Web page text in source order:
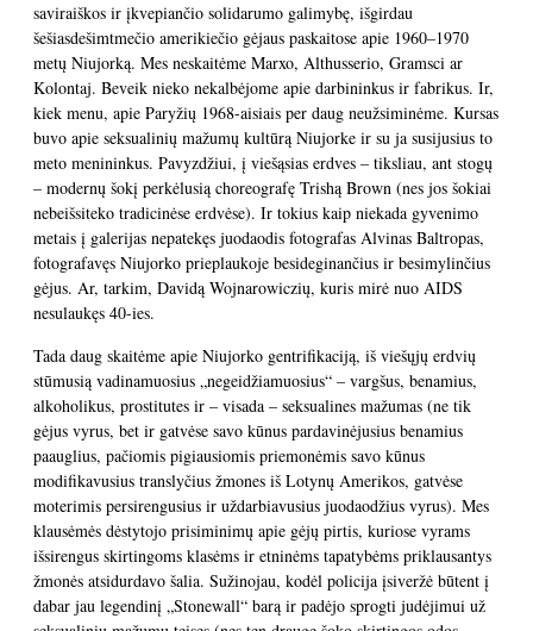
saviraiškos ir įkvepiančio solidarumo galimybę, išgirdau
šešiasdešimtmečio amerikiečio gėjaus paskaitose apie 1960–1970
metų Niujorką. Mes neskaitėme Marxo, Althusserio, Gramsci ar
Kolontaj. Beveik nieko nekalbėjome apie darbininkus ir fabrikus. Ir,
kiek menu, apie Paryžių 1968-aisiais per daug neužsiminėme. Kursas
buvo apie seksualinių mažumų kultūrą Niujorke ir su ja susijusius to
meto menininkus. Pavyzdžiui, į viešąsias erdves – tiksliau, ant stogų
– modernų šokį perkėlusią choreografę Trishą Brown (nes jos šokiai
nebeišsiteko tradicinėse erdvėse). Ir tokius kaip niekada gyvenimo
metais į galerijas nepatekęs juodaodis fotografas Alvinas Baltropas,
fotografavęs Niujorko prieplaukoje besideginančius ir besimylinčius
gėjus. Ar, tarkim, Davidą Wojnarowiczių, kuris mirė nuo AIDS
nesulaukęs 40-ies.
Tada daug skaitėme apie Niujorko gentrifikaciją, iš viešųjų erdvių
stūmusią vadinamuosius „negeidžiamuosius“ – vargšus, benamius,
alkoholikus, prostitutes ir – visada – seksualines mažumas (ne tik
gėjus vyrus, bet ir gatvėse savo kūnus pardavinėjusius benamius
paauglius, pačiomis pigiausiomis priemonėmis savo kūnus
modifikavusius translyčius žmones iš Lotynų Amerikos, gatvėse
moterimis persirengusius ir uždarbiavusius juodaodžius vyrus). Mes
klausėmės dėstytojo prisiminimų apie gėjų pirtis, kuriose vyrams
išsirengus skirtingoms klasėms ir etninėms tapatybėms priklausantys
žmonės atsidurdavo šalia. Sužinojau, kodėl policija įsiveržė būtent į
dabar jau legendinį „Stonewall“ barą ir padėjo sprogti judėjimui už